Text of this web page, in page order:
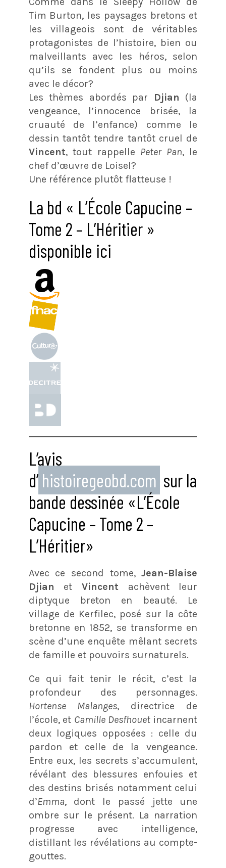
Tim Burton, les paysages bretons et
les villageois sont de véritables
protagonistes de l’histoire, bien ou
malveillants avec les héros, selon
qu’ils se fondent plus ou moins
avec le décor?
Les thèmes abordés par Djian (la
vengeance, l’innocence brisée, la
cruauté de l’enfance) comme le
dessin tantôt tendre tantôt cruel de
Vincent, tout rappelle Peter Pan, le
chef d’œuvre de Loisel?
Une référence plutôt flatteuse !
La bd « L’École Capucine –
Tome 2 – L’Héritier »
disponible ici
L’avis
d’ histoiregeobd.com sur la
bande dessinée «L’École
Capucine – Tome 2 –
L’Héritier»
Avec ce second tome,Jean-Blaise
Djian et Vincent achèvent leur
diptyque breton en beauté. Le
village de Kerfilec, posé sur la côte
bretonne en 1852, se transforme en
scène d’une enquête mêlant secrets
de famille et pouvoirs surnaturels.
Ce qui fait tenir le récit, c’est la
profondeur des personnages.
Hortense Malanges, directrice de
l’école, et Camille Desfhouetincarnent
deux logiques opposées : celle du
pardon et celle de la vengeance.
Entre eux, les secrets s’accumulent,
révélant des blessures enfouies et
des destins brisés notamment celui
d’Emma, dont le passé jette une
ombre sur le présent. La narration
progresse avec intelligence,
distillant les révélations au compte-
gouttes.